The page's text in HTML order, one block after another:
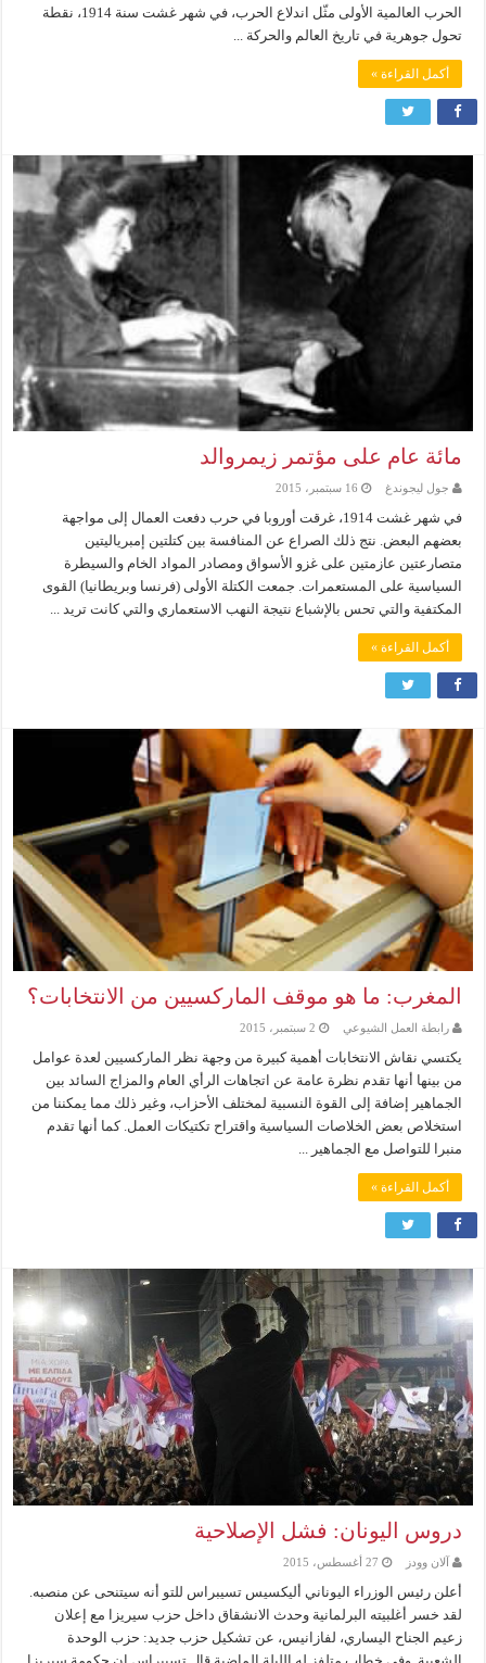
الحرب العالمية الأولى مثّل اندلاع الحرب، في شهر غشت سنة 1914، نقطة
تحول جوهرية في تاريخ العالم والحركة ...
أكمل القراءة »
مائة عام على مؤتمر زيمروالد
جول ليجوندغ 16 سبتمبر، 2015
في شهر غشت 1914، غرقت أوروبا في حرب دفعت العمال إلى مواجهة
بعضهم البعض. نتج ذلك الصراع عن المنافسة بين كتلتين إمبرياليتين
متصارعتين عازمتين على غزو الأسواق ومصادر المواد الخام والسيطرة
السياسية على المستعمرات. جمعت الكتلة الأولى (فرنسا وبريطانيا) القوى
المكتفية والتي تحس بالإشباع نتيجة النهب الاستعماري والتي كانت تريد ...
أكمل القراءة »
المغرب: ما هو موقف الماركسيين من الانتخابات؟
رابطة العمل الشيوعي 2 سبتمبر، 2015
يكتسي نقاش الانتخابات أهمية كبيرة من وجهة نظر الماركسيين لعدة عوامل
من بينها أنها تقدم نظرة عامة عن اتجاهات الرأي العام والمزاج السائد بين
الجماهير إضافة إلى القوة النسبية لمختلف الأحزاب، وغير ذلك مما يمكننا من
استخلاص بعض الخلاصات السياسية واقتراح تكتيكات العمل. كما أنها تقدم
منبرا للتواصل مع الجماهير ...
أكمل القراءة »
دروس اليونان: فشل الإصلاحية
آلان وودز 27 أغسطس، 2015
أعلن رئيس الوزراء اليوناني أليكسيس تسيبراس للتو أنه سيتنحى عن منصبه.
لقد خسر أغلبيته البرلمانية وحدث الانشقاق داخل حزب سيريزا مع إعلان
زعيم الجناح اليساري، لفازانيس، عن تشكيل حزب جديد: حزب الوحدة